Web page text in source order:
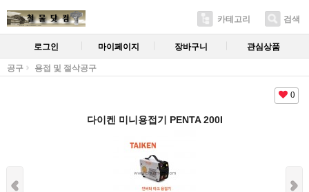
카테고리 검색
로그인 마이페이지 장바구니 관심상품
공구 용접 및 절삭공구
0
다이켄 미니용접기 PENTA 200I